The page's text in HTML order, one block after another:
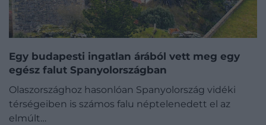
Egy budapesti ingatlan árából vett meg egy
egész falut Spanyolországban
Olaszországhoz hasonlóan Spanyolország vidéki
térségeiben is számos falu néptelenedett el az
elmúlt…